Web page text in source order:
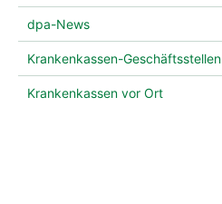
dpa-News
Krankenkassen-Geschäftsstellen
Krankenkassen vor Ort